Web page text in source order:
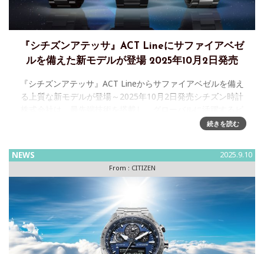
『シチズンアテッサ』ACT Lineにサファイアベゼ
ルを備えた新モデルが登場 2025年10月2日発売
『シチズンアテッサ』ACT Lineからサファイアベゼルを備え
る上質な新モデルが登場～2025年10月2日発売シチズン時計
ジネスマンをサポートする『 CITIZEN ATTESA続きを読む
NEWS 2025.9.10
From : CITIZEN